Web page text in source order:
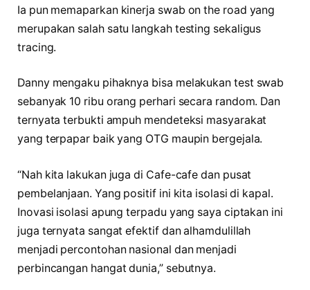
Ia pun memaparkan kinerja swab on the road yang
merupakan salah satu langkah testing sekaligus
tracing.
Danny mengaku pihaknya bisa melakukan test swab
sebanyak 10 ribu orang perhari secara random. Dan
ternyata terbukti ampuh mendeteksi masyarakat
yang terpapar baik yang OTG maupin bergejala.
“Nah kita lakukan juga di Cafe-cafe dan pusat
pembelanjaan. Yang positif ini kita isolasi di kapal.
Inovasi isolasi apung terpadu yang saya ciptakan ini
juga ternyata sangat efektif dan alhamdulillah
menjadi percontohan nasional dan menjadi
perbincangan hangat dunia,” sebutnya.